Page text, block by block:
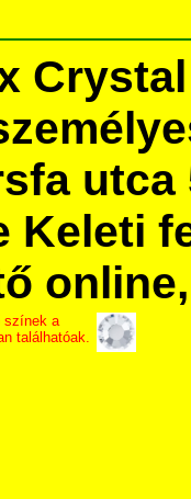
utca
Keleti
színek a
találhatóak.